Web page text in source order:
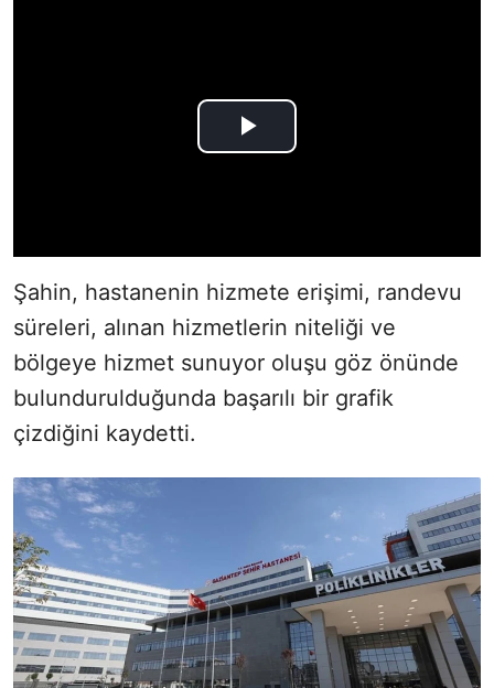
Şahin, hastanenin hizmete erişimi, randevu
süreleri, alınan hizmetlerin niteliği ve
bölgeye hizmet sunuyor oluşu göz önünde
bulundurulduğunda başarılı bir grafik
çizdiğini kaydetti.